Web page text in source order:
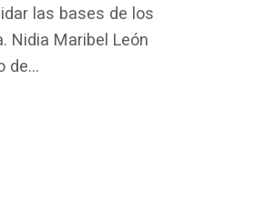
las bases de los
Nidia Maribel León
de…